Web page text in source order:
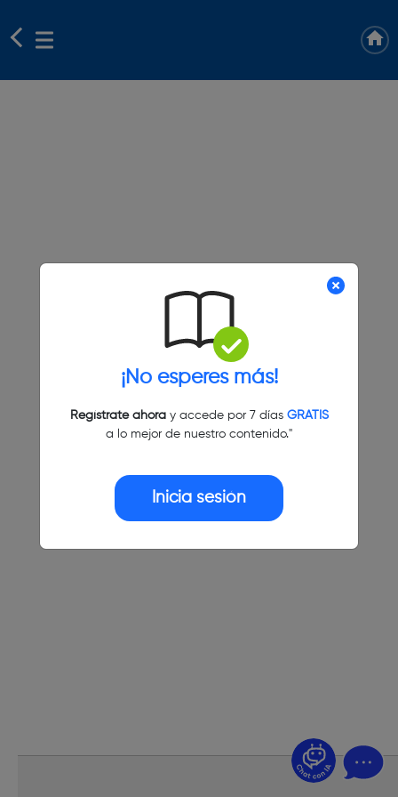
¡No esperes más!
Regístrate ahoray accede por 7 días GRATIS
a lo mejor de nuestro contenido."
Inicia sesión